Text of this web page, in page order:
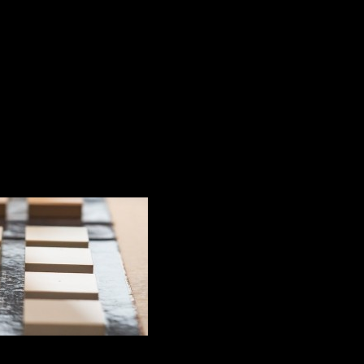
Бреабан
в мире спеченный и сертифицированный
для переосмысления облицовки, мощения,